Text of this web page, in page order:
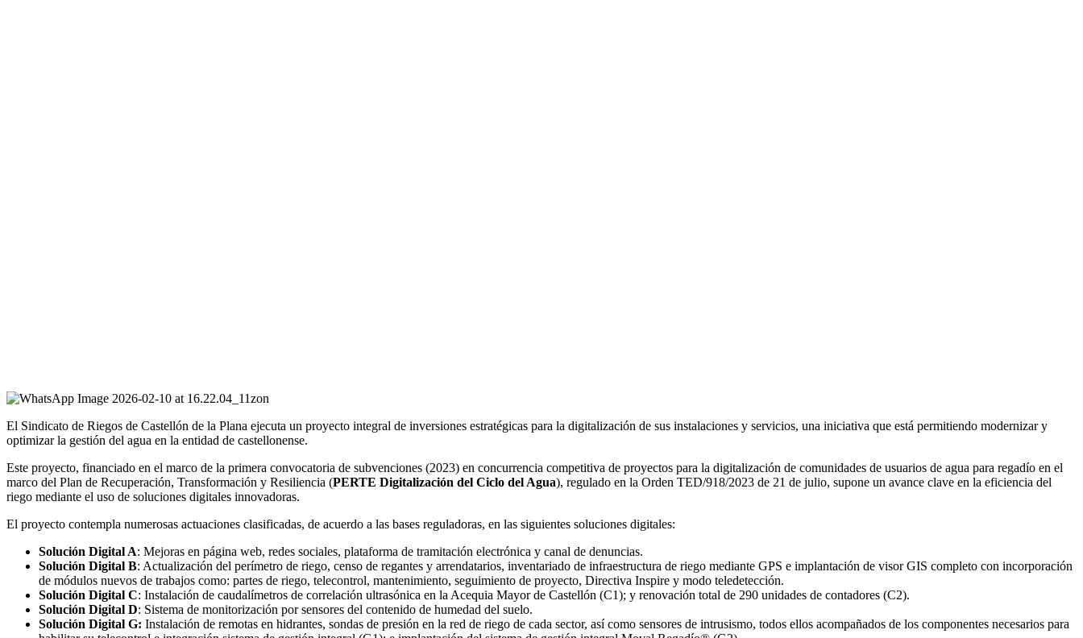
El Sindicato de Riegos de Castellón de la Plana ejecuta un proyecto integral de inversiones estratégicas para la digitalización de sus instalaciones y servicios, una iniciativa que está permitiendo modernizar y
optimizar la gestión del agua en la entidad de castellonense.
Este proyecto, financiado en el marco de la primera convocatoria de subvenciones (2023) en concurrencia competitiva de proyectos para la digitalización de comunidades de usuarios de agua para regadío en el
marco del Plan de Recuperación, Transformación y Resiliencia (PERTE Digitalización del Ciclo del Agua), regulado en la Orden TED/918/2023 de 21 de julio, supone un avance clave en la eficiencia del
riego mediante el uso de soluciones digitales innovadoras.
El proyecto contempla numerosas actuaciones clasificadas, de acuerdo a las bases reguladoras, en las siguientes soluciones digitales:
Solución Digital A: Mejoras en página web, redes sociales, plataforma de tramitación electrónica y canal de denuncias.
Solución Digital B: Actualización del perímetro de riego, censo de regantes y arrendatarios, inventariado de infraestructura de riego mediante GPS e implantación de visor GIS completo con incorporación
de módulos nuevos de trabajos como: partes de riego, telecontrol, mantenimiento, seguimiento de proyecto, Directiva Inspire y modo teledetección.
Solución Digital C: Instalación de caudalímetros de correlación ultrasónica en la Acequia Mayor de Castellón (C1); y renovación total de 290 unidades de contadores (C2).
Solución Digital D: Sistema de monitorización por sensores del contenido de humedad del suelo.
Solución Digital G: Instalación de remotas en hidrantes, sondas de presión en la red de riego de cada sector, así como sensores de intrusismo, todos ellos acompañados de los componentes necesarios para